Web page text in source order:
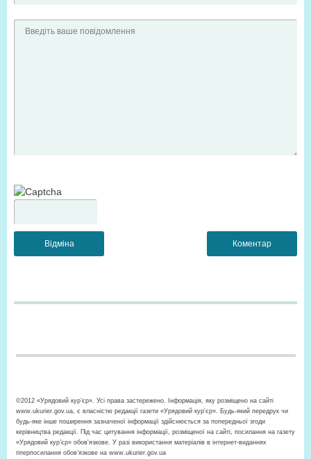
©2012 «Урядовий кур’єр». Усі права застережено. Інформація, яку розміщено на сайті
www.ukurier.gov.ua, є власністю редакції газети «Урядовий кур'єр». Будь-який передрук чи
будь-яке інше поширення зазначеної інформації здійснюється за попередньої згоди
керівництва редакції. Під час цитування інформації, розміщеної на сайті, посилання на газету
«Урядовий кур’єр» обов'язкове. У разі використання матеріалів в інтернет-виданнях
гіперпосилання обов’язкове на www.ukurier.gov.ua